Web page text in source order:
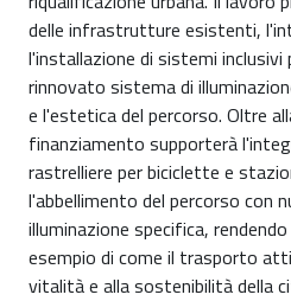
delle infrastrutture esistenti,
l'installazione di sistemi
rinnovato sistema di
e l'estetica del percorso. Oltre
finanziamento supporterà
rastrelliere per biciclette e
l'abbellimento del percorso con
illuminazione specifica,
esempio di come il trasporto
vitalità e alla sostenibilità della